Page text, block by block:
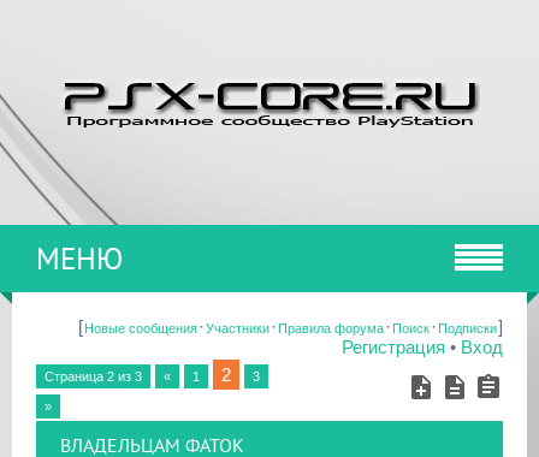
МЕНЮ
[Новые сообщения·Участники·Правила форума·Поиск·Подписки]
Регистрация • Вход
Страница 2 из 3 « 1 2 3
»
ВЛАДЕЛЬЦАМ ФАТОК